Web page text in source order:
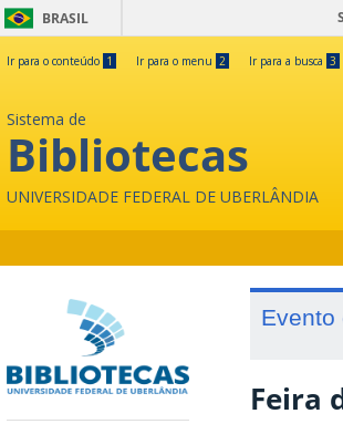
BRASIL
Ir para o conteúdo 1 Ir para o menu 2 Ir para a busca 3
Sistema de
Bibliotecas
UNIVERSIDADE FEDERAL DE UBERLÂNDIA
Evento
Feira